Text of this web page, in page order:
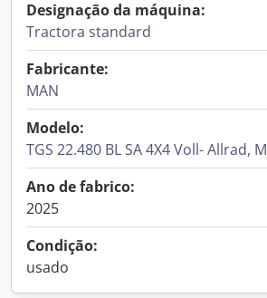
Designação da máquina:
Tractora standard
Fabricante:
MAN
Modelo:
TGS 22.480 BL SA 4X4 Voll- Allrad,
Ano de fabrico:
2025
Condição:
usado